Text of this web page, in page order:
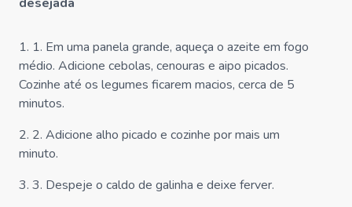
1. 1. Em uma panela grande, aqueça o azeite em fogo
médio. Adicione cebolas, cenouras e aipo picados.
Cozinhe até os legumes ficarem macios, cerca de 5
minutos.
2. 2. Adicione alho picado e cozinhe por mais um
minuto.
3. 3. Despeje o caldo de galinha e deixe ferver.